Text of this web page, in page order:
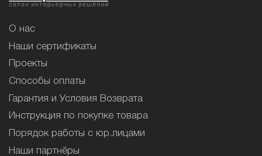
О нас
Наши сертификаты
Проекты
Способы оплаты
Гарантия и Условия Возврата
Инструкция по покупке товара
Порядок работы с юр.лицами
Наши партнёры